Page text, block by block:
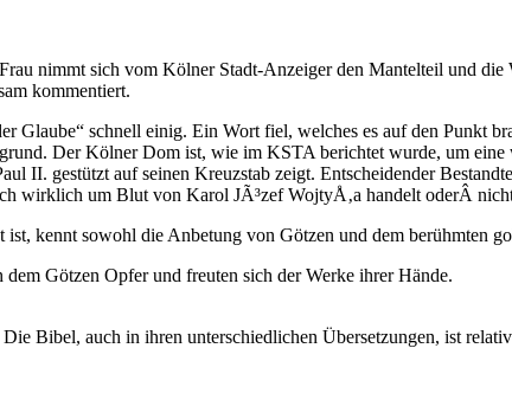
nimmt sich vom Kölner Stadt-Anzeiger den Mantelteil und
kommentiert.
Glaube“ schnell einig. Ein Wort fiel, welches es auf den Punkt
Der Kölner Dom ist, wie im KSTA berichtet wurde, um
II. gestützt auf seinen Kreuzstab zeigt. Entscheidender
wirklich um Blut von Karol JÃ³zef WojtyÅ‚a handelt oderÂ
kennt sowohl die Anbetung von Götzen und dem berühmten
Götzen Opfer und freuten sich der Werke ihrer Hände.
Bibel, auch in ihren unterschiedlichen Übersetzungen, ist